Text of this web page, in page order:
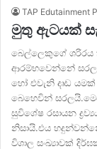
TAP Edutainment
මුතු ඇටයක්
බෙල්ලෙකුගේ ශරිරය
ආරම්භවෙන්නේ සරල
හෝ එවැනි දෘඩ
බෙහෙවින්
සුවිශේෂ රසායන
නිසායි.එය
විශාල සංඛ්‍යාවක්